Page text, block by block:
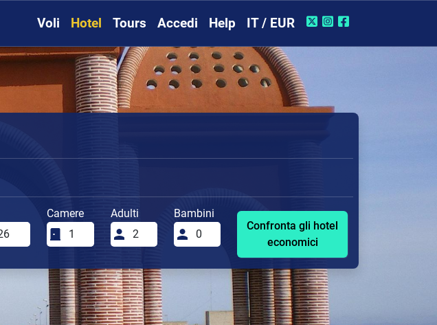
Voli Hotel Tours Accedi Help IT / EUR
Camere Adulti
Bambini
Confronta gli hotel
economici